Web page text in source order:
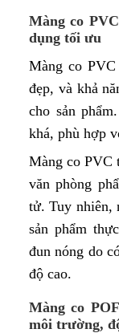
Màng co
dụng tối ưu
Màng co
đẹp, và khả
cho sản
khá, phù hợp
Màng co PVC
văn phòng
tử. Tuy nhiên,
sản phẩm
đun nóng do
độ cao.
Màng co
môi trường,